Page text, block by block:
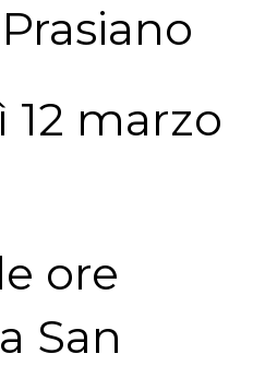
12 marzo
ore
San